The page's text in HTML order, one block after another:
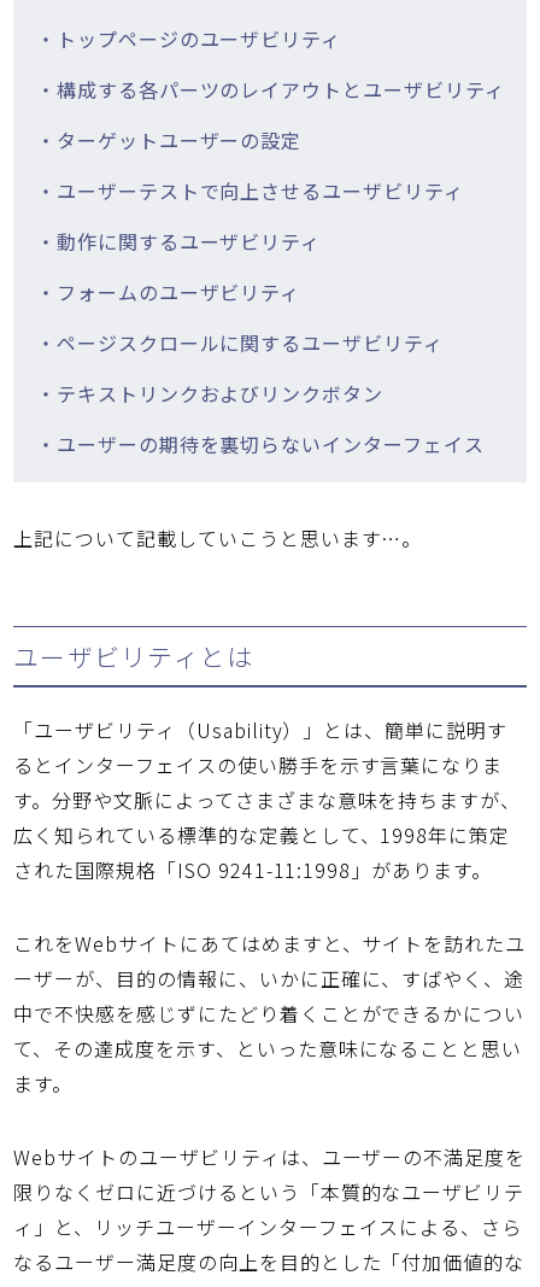
・トップページのユーザビリティ
・構成する各パーツのレイアウトとユーザビリティ
・ターゲットユーザーの設定
・ユーザーテストで向上させるユーザビリティ
・動作に関するユーザビリティ
・フォームのユーザビリティ
・ページスクロールに関するユーザビリティ
・テキストリンクおよびリンクボタン
・ユーザーの期待を裏切らないインターフェイス
上記について記載していこうと思います…。
ユーザビリティとは
「ユーザビリティ（Usability）」とは、簡単に説明す
るとインターフェイスの使い勝手を示す言葉になりま
す。分野や文脈によってさまざまな意味を持ちますが、
広く知られている標準的な定義として、1998年に策定
された国際規格「ISO 9241-11:1998」があります。
これをWebサイトにあてはめますと、サイトを訪れたユ
ーザーが、目的の情報に、いかに正確に、すばやく、途
中で不快感を感じずにたどり着くことができるかについ
て、その達成度を示す、といった意味になることと思い
ます。
Webサイトのユーザビリティは、ユーザーの不満足度を
限りなくゼロに近づけるという「本質的なユーザビリテ
ィ」と、リッチユーザーインターフェイスによる、さら
なるユーザー満足度の向上を目的とした「付加価値的な